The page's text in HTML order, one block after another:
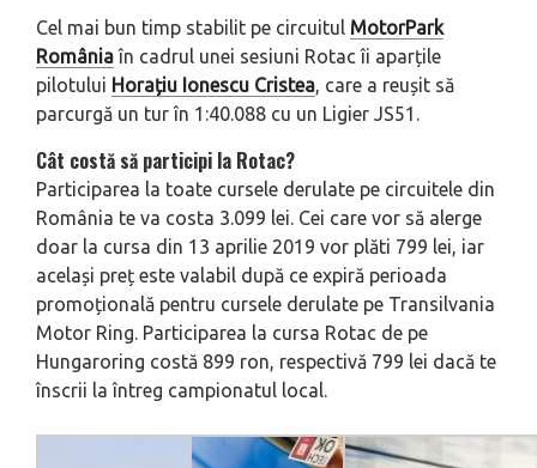
Cel mai bun timp stabilit pe circuitul MotorPark
Româniaîn cadrul unei sesiuni Rotac îi aparțile
pilotului Horațiu Ionescu Cristea, care a reușit să
parcurgă un tur în 1:40.088 cu un Ligier JS51.
Cât costă să participi la Rotac?
Participarea la toate cursele derulate pe circuitele din
România te va costa 3.099 lei. Cei care vor să alerge
doar la cursa din 13 aprilie 2019 vor plăti 799 lei, iar
același preț este valabil după ce expiră perioada
promoțională pentru cursele derulate pe Transilvania
Motor Ring. Participarea la cursa Rotac de pe
Hungaroring costă 899 ron, respectivă 799 lei dacă te
înscrii la întreg campionatul local.